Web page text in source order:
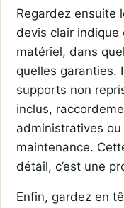
Regardez ensuite
devis clair indique
matériel, dans
quelles garanties.
supports non
inclus,
administratives
maintenance.
détail, c’est une
Enfin, gardez en